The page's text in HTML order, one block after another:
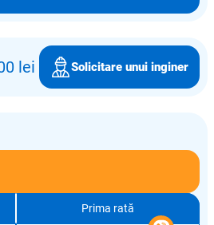
lei Solicitare unui inginer
Prima rată